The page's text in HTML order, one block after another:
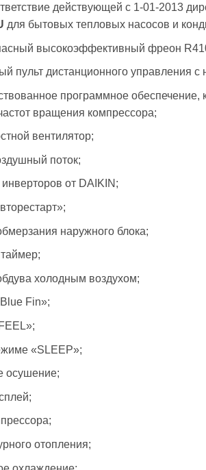
действующей c 1-01-2013
для бытовых тепловых насосов и
высокоэффективный фреон
пульт дистанционного управления
программное обеспечение,
вращения компрессора;
вентилятор;
поток;
от DAIKIN;
наружного блока;
холодным воздухом;
Fin»;
«SLEEP»;
осушение;
отопления;